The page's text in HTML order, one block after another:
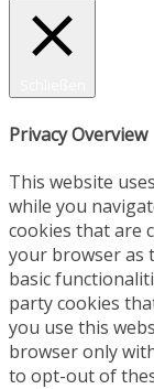
Privacy Overview
This website
while you
cookies that are
your browser as
basic
party cookies
you use this
browser only
to opt-out of